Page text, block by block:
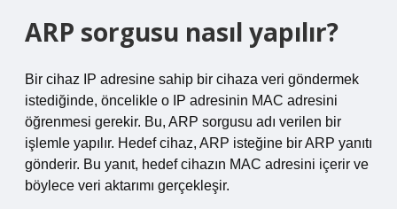
ARP sorgusu nasıl yapılır?
Bir cihaz IP adresine sahip bir cihaza veri göndermek
istediğinde, öncelikle o IP adresinin MAC adresini
öğrenmesi gerekir. Bu, ARP sorgusu adı verilen bir
işlemle yapılır. Hedef cihaz, ARP isteğine bir ARP yanıtı
gönderir. Bu yanıt, hedef cihazın MAC adresini içerir ve
böylece veri aktarımı gerçekleşir.